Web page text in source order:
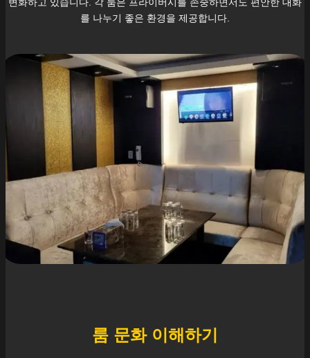
변화하고 있습니다. 각 룸은 프라이버시를 존중하면서도 편안한 대화
를 나누기 좋은 환경을 제공합니다.
룸 문화 이해하기